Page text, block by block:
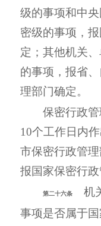
级的事项和中
密级的事项，
定；其他机关
的事项，报省
理部门确定。
保密行政
10个工作日内
市保密行政管
报国家保密行政
第二十六条
机
事项是否属于